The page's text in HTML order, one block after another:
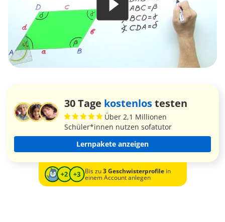
30 Tage kostenlostesten
Über 2,1 Millionen
Schüler*innen nutzen sofatutor
Lernpakete anzeigen
Bis zu3 Geschwisterprofilein
einem Account anlegen